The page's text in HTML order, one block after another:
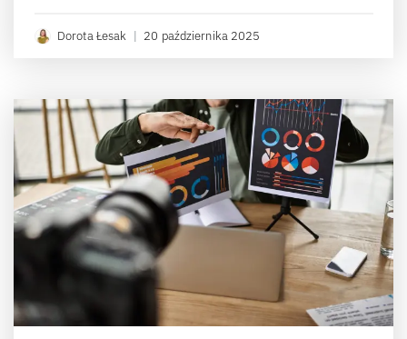
Dorota Łesak | 20 października 2025